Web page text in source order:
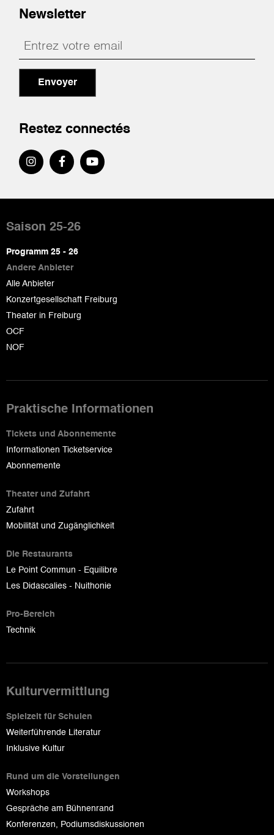
Newsletter
Envoyer
Restez connectés
de
page
Saison 25-26
Programm 25 - 26
Andere Anbieter
Alle Anbieter
Konzertgesellschaft Freiburg
Theater in Freiburg
OCF
NOF
Praktische Informationen
Tickets und Abonnemente
Informationen Ticketservice
Abonnemente
Theater und Zufahrt
Zufahrt
Mobilität und Zugänglichkeit
Die Restaurants
Le Point Commun - Equilibre
Les Didascalies - Nuithonie
Pro-Bereich
Technik
Kulturvermittlung
Spielzeit für Schulen
Weiterführende Literatur
Inklusive Kultur
Rund um die Vorstellungen
Workshops
Gespräche am Bühnenrand
Konferenzen, Podiumsdiskussionen